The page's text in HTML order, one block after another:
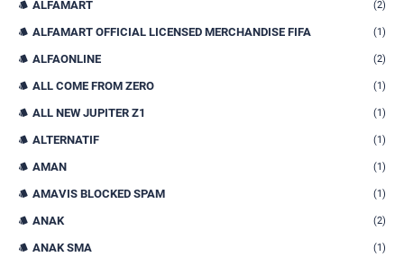
ALFAMART (2)
ALFAMART OFFICIAL LICENSED MERCHANDISE FIFA (1)
ALFAONLINE (2)
ALL COME FROM ZERO (1)
ALL NEW JUPITER Z1 (1)
ALTERNATIF (1)
AMAN (1)
AMAVIS BLOCKED SPAM (1)
ANAK (2)
ANAK SMA (1)